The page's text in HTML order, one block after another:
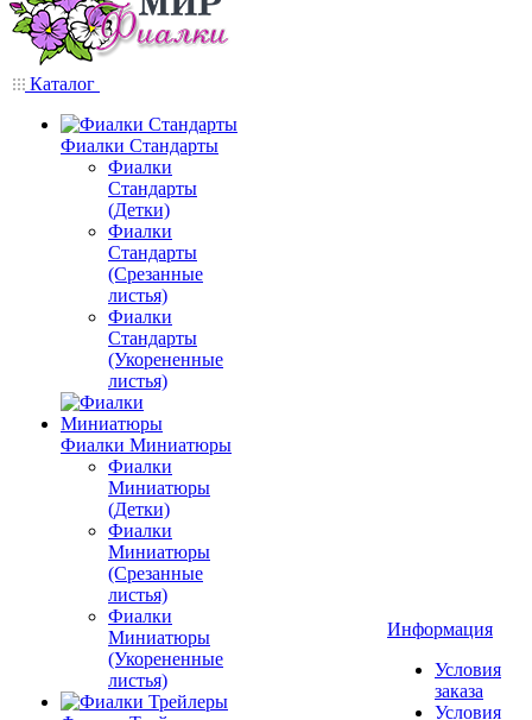
Каталог
Фиалки Стандарты
Фиалки
Стандарты
(Детки)
Фиалки
Стандарты
(Срезанные
листья)
Фиалки
Стандарты
(Укорененные
листья)
Фиалки Миниатюры
Фиалки
Миниатюры
(Детки)
Фиалки
Миниатюры
(Срезанные
листья)
Фиалки
Миниатюры
(Укорененные
листья)
Информация
Условия
заказа
Условия